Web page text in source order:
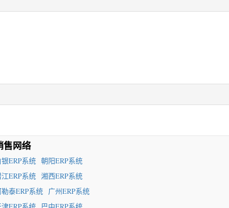
售网络
银ERP系统 朝阳ERP系统
ERP系统 湘西ERP系统
勒泰ERP系统 广州ERP系统